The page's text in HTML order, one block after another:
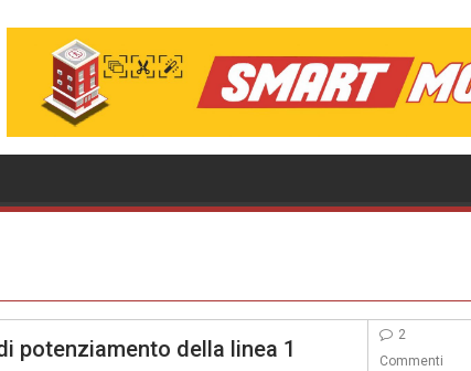
potenziamento della linea 1
2
Commenti